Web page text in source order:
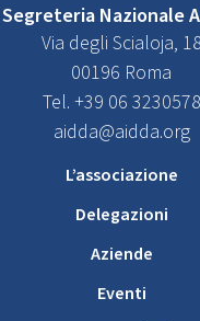
Segreteria Nazionale
Via degli Scialoja, 18
00196 Roma
Tel. +39 06 3230578
aidda@aidda.org
L’associazione
Delegazioni
Aziende
Eventi